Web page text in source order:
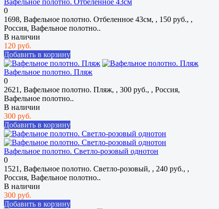
Вафельное полотно. Отбеленное 43см
0
1698, Вафельное полотно. Отбеленное 43см, , 150 руб., ,
Россия, Вафельное полотно..
В наличии
120 руб.
Добавить в корзину
Вафельное полотно. Пляж
0
2621, Вафельное полотно. Пляж, , 300 руб., , Россия,
Вафельное полотно..
В наличии
300 руб.
Добавить в корзину
Вафельное полотно. Светло-розовый однотон
0
1521, Вафельное полотно. Светло-розовый, , 240 руб., ,
Россия, Вафельное полотно..
В наличии
300 руб.
Добавить в корзину